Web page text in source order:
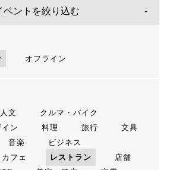
ベントを絞り込む
オフライン
人文
クルマ・バイク
ン 料理 旅行
文具
音楽
ビジネス
カフェ レストラン
店舗